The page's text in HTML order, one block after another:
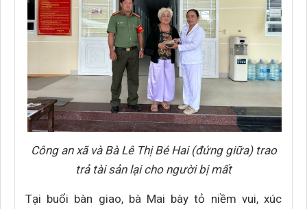
Công an xã và Bà Lê Thị Bé Hai (đứng giữa) trao
trả tài sản lại cho người bị mất
Tại buổi bàn giao, bà Mai bày tỏ niềm vui, xúc